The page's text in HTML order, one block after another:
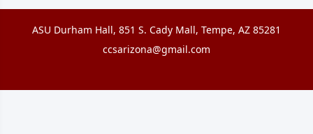
ASU Durham Hall, 851 S. Cady Mall, Tempe, AZ 85281
ccsarizona@gmail.com